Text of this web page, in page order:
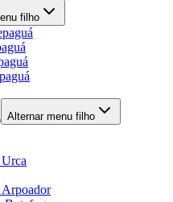
filho
Alternar menu filho
Arpoador